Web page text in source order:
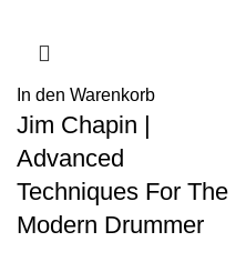
In den Warenkorb
Jim Chapin |
Advanced
Techniques For The
Modern Drummer